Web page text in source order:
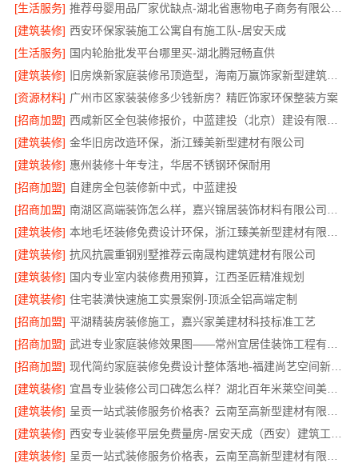
[生活服务]
推荐母婴用品厂家优缺点-湖北省惠物电子商务有限公司推荐
[建筑装修] 西安环保家装施工公寓自有施工队-居安天成
[生活服务] 国内轮胎批发平台哪里买-湖北腾冠畅直供
[建筑装修]
旧房焕新家庭装修吊顶造型，海南万赢饰家新型建筑材料有限公美化空间
[资源材料] 广州市区家装装修多少钱新房？精匠饰家环保整装方案
[招商加盟]
[建筑装修] 金华旧房改造环保，浙江臻美新型建材有限公司
[建筑装修] 惠州装修十年专注，华居不锈钢环保耐用
[招商加盟] 自建房全包装修新中式，中蓝建投
[招商加盟]
[建筑装修]
[建筑装修] 抗风抗震重钢别墅推荐云南晟构建筑建材有限公司
[建筑装修] 国内专业室内装修费用预算，江西圣匠精准规划
[建筑装修] 住宅装潢快速施工实景案例-顶派全铝高端定制
[招商加盟] 平湖精装房装修施工，嘉兴家美建材科技标准工艺
[招商加盟]
[招商加盟]
现代简约家庭装修免费设计整体落地-福建尚艺空间新材料
[建筑装修]
宜昌专业装修公司口碑怎么样？湖北百年米莱空间美学装饰材料有限公司
[建筑装修]
[建筑装修]
[建筑装修]